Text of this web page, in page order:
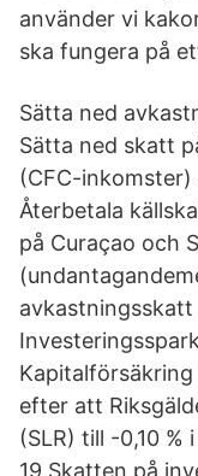
använder vi
ska fungera på
Sätta ned
Sätta ned skatt
(CFC-
Återbetala
på Curaçao och
efter att
(SLR) till -0,10
19 Skatten på